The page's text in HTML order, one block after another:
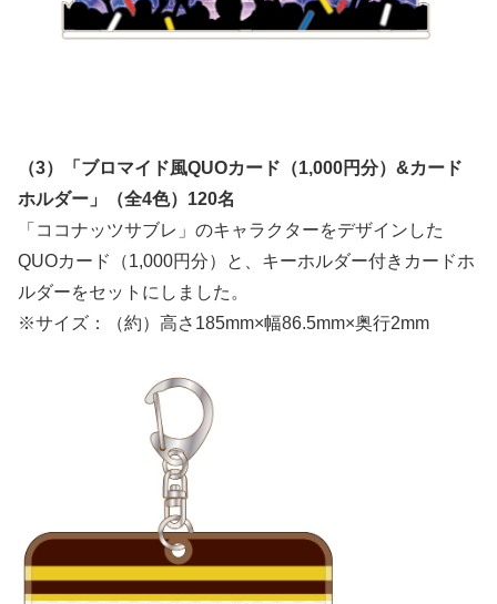
（3）「ブロマイド風QUOカード（1,000円分）&カード
ホルダー」（全4色）120名
「ココナッツサブレ」のキャラクターをデザインした
QUOカード（1,000円分）と、キーホルダー付きカードホ
ルダーをセットにしました。
※サイズ：（約）高さ185mm×幅86.5mm×奥行2mm